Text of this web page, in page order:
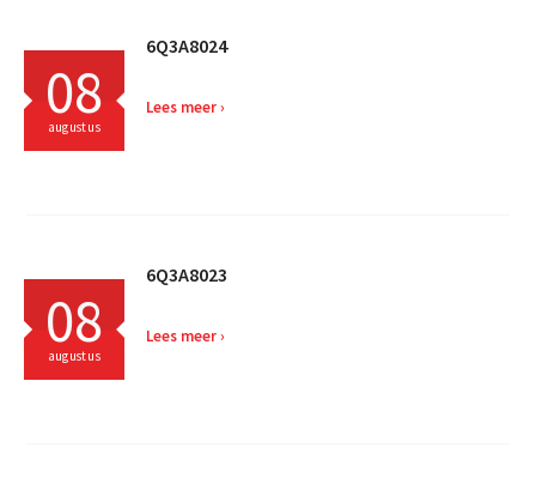
08
augustus
6Q3A8024
Lees meer
08
augustus
6Q3A8023
Lees meer